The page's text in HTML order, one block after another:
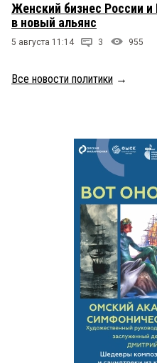
Женский бизнес России и
в новый альянс
5 августа 11:14 3 955
Все новости политики →